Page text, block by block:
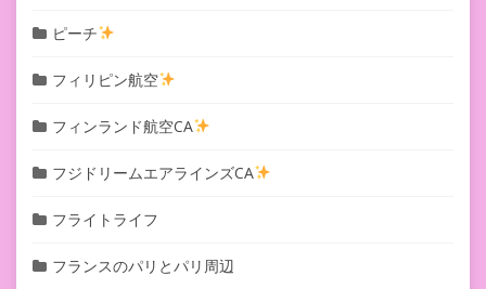
ピーチ
フィリピン航空
フィンランド航空CA
フジドリームエアラインズCA
フライトライフ
フランスのパリとパリ周辺